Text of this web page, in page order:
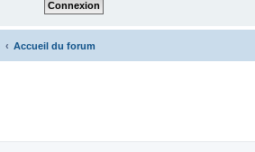
Accueil du forum